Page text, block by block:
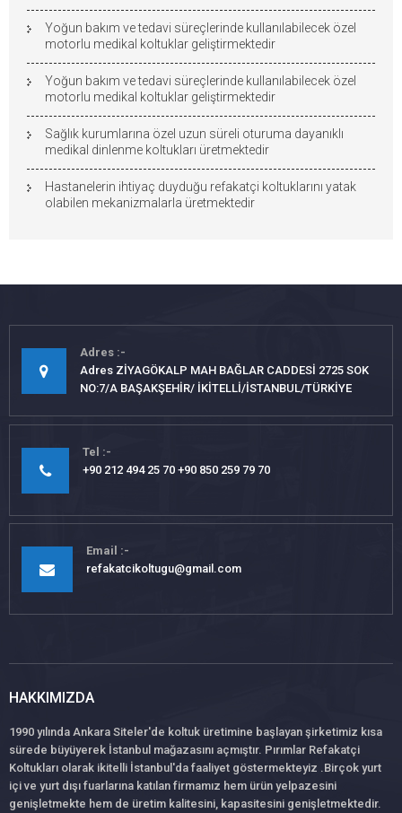
Yoğun bakım ve tedavi süreçlerinde kullanılabilecek özel
motorlu medikal koltuklar geliştirmektedir
Yoğun bakım ve tedavi süreçlerinde kullanılabilecek özel
motorlu medikal koltuklar geliştirmektedir
Sağlık kurumlarına özel uzun süreli oturuma dayanıklı
medikal dinlenme koltukları üretmektedir
Hastanelerin ihtiyaç duyduğu refakatçi koltuklarını yatak
olabilen mekanizmalarla üretmektedir
Adres
Adres ZİYAGÖKALP MAH BAĞLAR CADDESİ 2725 SOK
NO:7/A BAŞAKŞEHİR/ İKİTELLİ/İSTANBUL/TÜRKİYE
Tel
+90 212 494 25 70 +90 850 259 79 70
Email
refakatcikoltugu@gmail.com
HAKKIMIZDA
1990 yılında Ankara Siteler'de koltuk üretimine başlayan şirketimiz kısa
sürede büyüyerek İstanbul mağazasını açmıştır. Pırımlar Refakatçi
Koltukları olarak ikitelli İstanbul'da faaliyet göstermekteyiz .Birçok yurt
içi ve yurt dışı fuarlarına katılan firmamız hem ürün yelpazesini
genişletmekte hem de üretim kalitesini, kapasitesini genişletmektedir.